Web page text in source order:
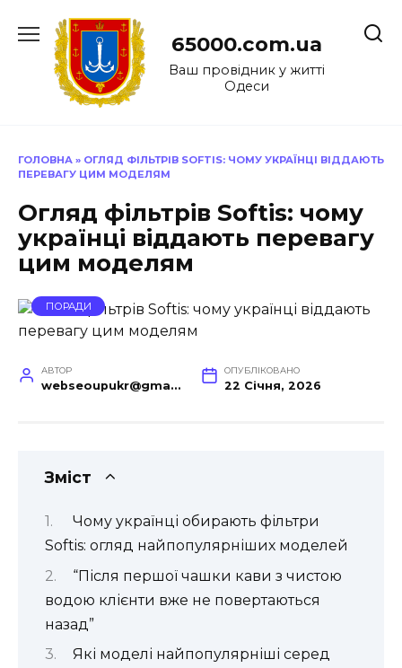
до
65000.com.ua
Ваш провідник у житті
Одеси
ГОЛОВНА » ОГЛЯД ФІЛЬТРІВ SOFTIS: ЧОМУ УКРАЇНЦІ ВІДДАЮТЬ
ПЕРЕВАГУ ЦИМ МОДЕЛЯМ
Огляд фільтрів Softis: чому
українці віддають перевагу
цим моделям
ПОРАДИ
АВТОР
webseoupukr@gmail.com
ОПУБЛІКОВАНО
22 Січня, 2026
Зміст
Чому українці обирають фільтри
Softis: огляд найпопулярніших моделей
“Після першої чашки кави з чистою
водою клієнти вже не повертаються
назад”
Які моделі найпопулярніші серед